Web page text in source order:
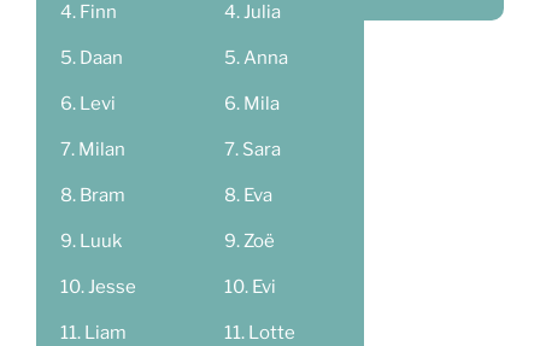
Finn
Daan
Levi
Milan
Bram
Luuk
Jesse
Liam
Julia
Anna
Mila
Sara
Eva
Zoë
Evi
Lotte